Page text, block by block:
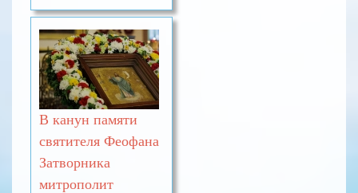
В канун памяти
святителя Феофана
Затворника
митрополит